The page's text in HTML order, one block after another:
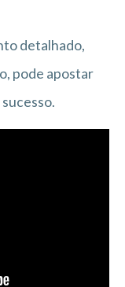
detalhado,
pode apostar